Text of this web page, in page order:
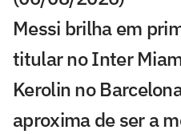
Messi brilha em
titular no Inter
Kerolin no
aproxima de ser a